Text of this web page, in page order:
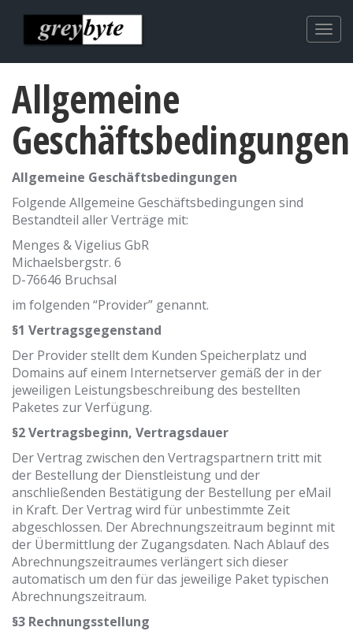
Allgemeine
Geschäftsbedingungen
Allgemeine Geschäftsbedingungen
Folgende Allgemeine Geschäftsbedingungen sind
Bestandteil aller Verträge mit:
Menges & Vigelius GbR
Michaelsbergstr. 6
D-76646 Bruchsal
im folgenden “Provider” genannt.
§1 Vertragsgegenstand
Der Provider stellt dem Kunden Speicherplatz und
Domains auf einem Internetserver gemäß der in der
jeweiligen Leistungsbeschreibung des bestellten
Paketes zur Verfügung.
§2 Vertragsbeginn, Vertragsdauer
Der Vertrag zwischen den Vertragspartnern tritt mit
der Bestellung der Dienstleistung und der
anschließenden Bestätigung der Bestellung per eMail
in Kraft. Der Vertrag wird für unbestimmte Zeit
abgeschlossen. Der Abrechnungszeitraum beginnt mit
der Übermittlung der Zugangsdaten. Nach Ablauf des
Abrechnungszeitraumes verlängert sich dieser
automatisch um den für das jeweilige Paket typischen
Abrechnungszeitraum.
§3 Rechnungsstellung